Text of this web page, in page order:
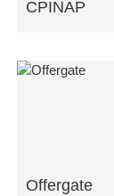
CPINAP
Offergate